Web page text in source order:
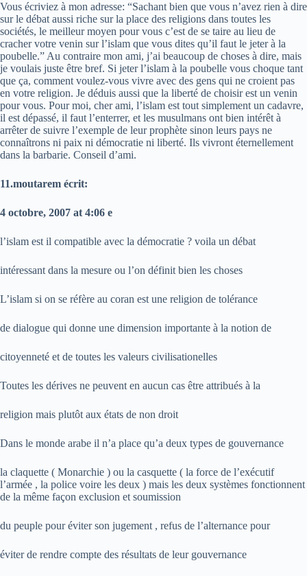
Vous écriviez à mon adresse: “Sachant bien que vous n’avez rien à dire
sur le débat aussi riche sur la place des religions dans toutes les
sociétés, le meilleur moyen pour vous c’est de se taire au lieu de
cracher votre venin sur l’islam que vous dites qu’il faut le jeter à la
poubelle.” Au contraire mon ami, j’ai beaucoup de choses à dire, mais
je voulais juste être bref. Si jeter l’islam à la poubelle vous choque tant
que ça, comment voulez-vous vivre avec des gens qui ne croient pas
en votre religion. Je déduis aussi que la liberté de choisir est un venin
pour vous. Pour moi, cher ami, l’islam est tout simplement un cadavre,
il est dépassé, il faut l’enterrer, et les musulmans ont bien intérêt à
arrêter de suivre l’exemple de leur prophète sinon leurs pays ne
connaîtrons ni paix ni démocratie ni liberté. Ils vivront éternellement
dans la barbarie. Conseil d’ami.
11.moutarem écrit:
4 octobre, 2007 at 4:06 e
l’islam est il compatible avec la démocratie ? voila un débat
intéressant dans la mesure ou l’on définit bien les choses
L’islam si on se réfère au coran est une religion de tolérance
de dialogue qui donne une dimension importante à la notion de
citoyenneté et de toutes les valeurs civilisationelles
Toutes les dérives ne peuvent en aucun cas être attribués à la
religion mais plutôt aux états de non droit
Dans le monde arabe il n’a place qu’a deux types de gouvernance
la claquette ( Monarchie ) ou la casquette ( la force de l’exécutif
l’armée , la police voire les deux ) mais les deux systèmes fonctionnent
de la même façon exclusion et soumission
du peuple pour éviter son jugement , refus de l’alternance pour
éviter de rendre compte des résultats de leur gouvernance